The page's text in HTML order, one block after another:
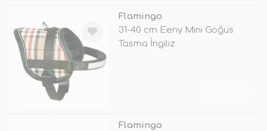
Flamingo
31-40 cm Eeny Mini Göğüs
Tasma İngiliz
Flamingo